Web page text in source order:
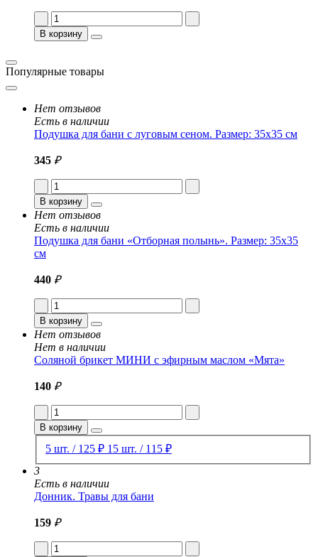
В корзину
Популярные товары
Нет отзывов
Есть в наличии
Подушка для бани с луговым сеном. Размер: 35x35 см
345 ₽
В корзину
Нет отзывов
Есть в наличии
Подушка для бани «Отборная полынь». Размер: 35x35
см
440 ₽
В корзину
Нет отзывов
Нет в наличии
Соляной брикет МИНИ с эфирным маслом «Мята»
140 ₽
В корзину
5 шт. / 125 ₽ 15 шт. / 115 ₽
3
Есть в наличии
Донник. Травы для бани
159 ₽